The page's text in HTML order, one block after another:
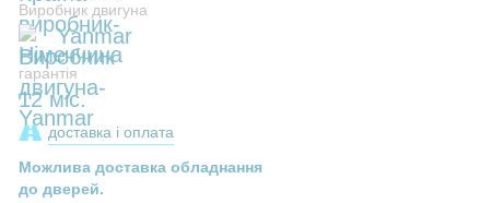
Виробник двигуна
Yanmar
гарантія
12 міс.
доставка і оплата
Можлива доставка обладнання
до дверей.